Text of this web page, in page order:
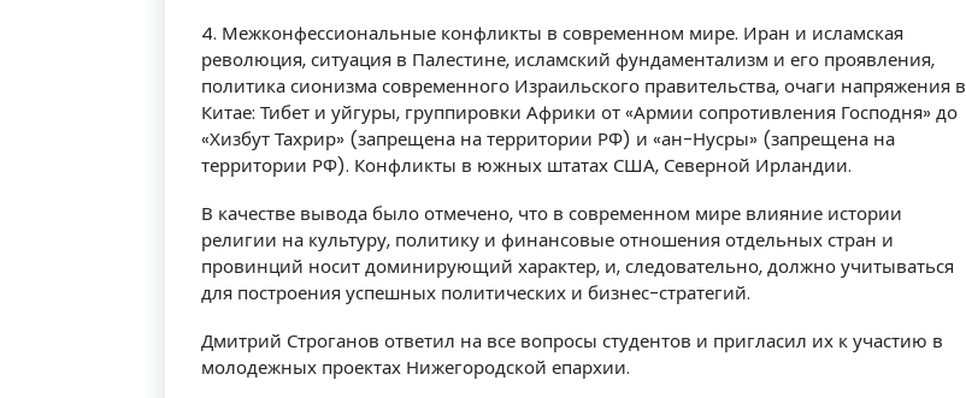
4. Межконфессиональные конфликты в современном мире. Иран и исламская
революция, ситуация в Палестине, исламский фундаментализм и его проявления,
политика сионизма современного Израильского правительства, очаги напряжения в
Китае: Тибет и уйгуры, группировки Африки от «Армии сопротивления Господня» до
«Хизбут Тахрир» (запрещена на территории РФ) и «ан-Нусры» (запрещена на
территории РФ). Конфликты в южных штатах США, Северной Ирландии.
В качестве вывода было отмечено, что в современном мире влияние истории
религии на культуру, политику и финансовые отношения отдельных стран и
провинций носит доминирующий характер, и, следовательно, должно учитываться
для построения успешных политических и бизнес-стратегий.
Дмитрий Строганов ответил на все вопросы студентов и пригласил их к участию в
молодежных проектах Нижегородской епархии.